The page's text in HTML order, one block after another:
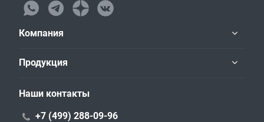
Компания
Продукция
Наши контакты
+7 (499) 288-09-96